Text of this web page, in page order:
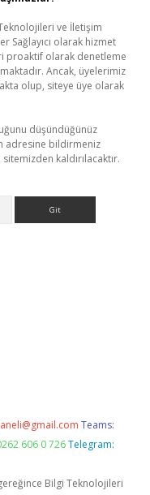
ve İletişim
Sağlayıcı olarak hizmet
proaktif olarak denetleme
Ancak, üyelerimiz
olup, siteye üye olarak
düşündüğünüz
adresine bildirmeniz
kaldırılacaktır.
Teams:
606 0 726 Telegram:
Bilgi Teknolojileri